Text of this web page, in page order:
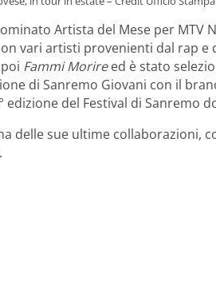
Artista del Mese per MTV
vari artisti provenienti dal rap
Fammi Morireed è stato
di Sanremo Giovani con il
edizione del Festival di Sanremo
delle sue ultime collaborazioni,